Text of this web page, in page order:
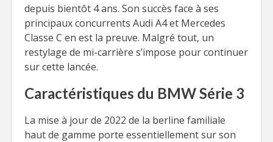
depuis bientôt 4 ans. Son succès face à ses
principaux concurrents Audi A4 et Mercedes
Classe C en est la preuve. Malgré tout, un
restylage de mi-carrière s’impose pour continuer
sur cette lancée.
Caractéristiques du BMW Série 3
La mise à jour de 2022 de la berline familiale
haut de gamme porte essentiellement sur son